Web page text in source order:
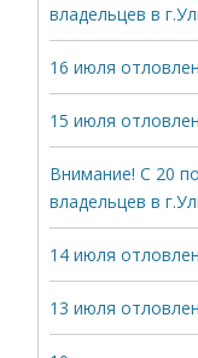
владельцев в
16 июля
15 июля
Внимание! С 20
владельцев в
14 июля
13 июля